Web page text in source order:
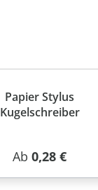
Papier Stylus
Kugelschreiber
Regulärer Preis:
Ab0,28 €